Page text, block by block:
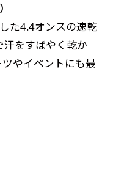
た4.4オンスの速乾
汗をすばやく乾か
やイベントにも最
／レギュラー
口付近の装飾に
時締め切り)枚数
リギリでも対応
工、トロピカル